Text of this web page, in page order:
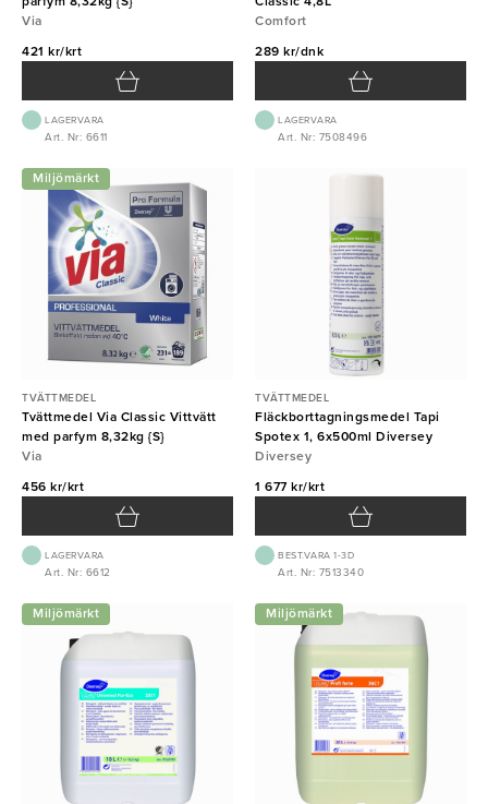
Via
421 kr/krt
LAGERVARA
Art. Nr: 6611
Comfort
289 kr/dnk
LAGERVARA
Art. Nr: 7508496
Miljömärkt
TVÄTTMEDEL
Tvättmedel Via Classic Vittvätt
med parfym 8,32kg {S}
Via
456 kr/krt
LAGERVARA
Art. Nr: 6612
TVÄTTMEDEL
Fläckborttagningsmedel Tapi
Spotex 1, 6x500ml Diversey
Diversey
1 677 kr/krt
BEST.VARA 1-3D
Art. Nr: 7513340
Miljömärkt Miljömärkt